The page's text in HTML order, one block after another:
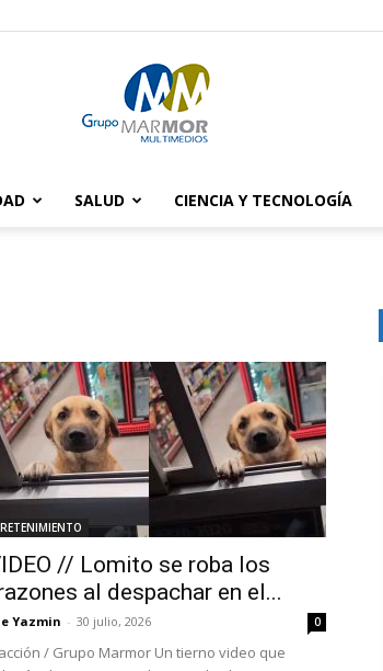
Marmor
SALUD CIENCIA Y TECNOLOGÍA
// Lomito se roba los
al despachar en el...
Yazmin - 30 julio, 2026 0
/ Grupo Marmor Un tierno video que